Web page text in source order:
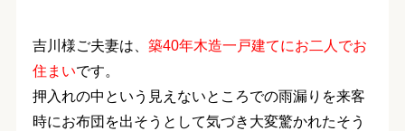
吉川様ご夫妻は、 築40年木造一戸建てにお二人でお
住まいです。
押入れの中という見えないところでの雨漏りを来客
時にお布団を出そうとして気づき大変驚かれたそう